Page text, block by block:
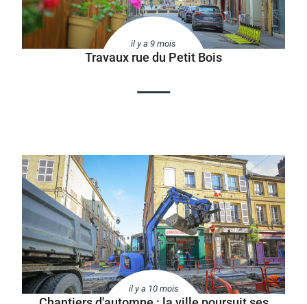
il y a 9 mois
Travaux rue du Petit Bois
il y a 10 mois